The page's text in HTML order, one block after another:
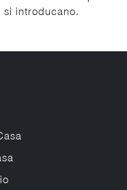
introducano.